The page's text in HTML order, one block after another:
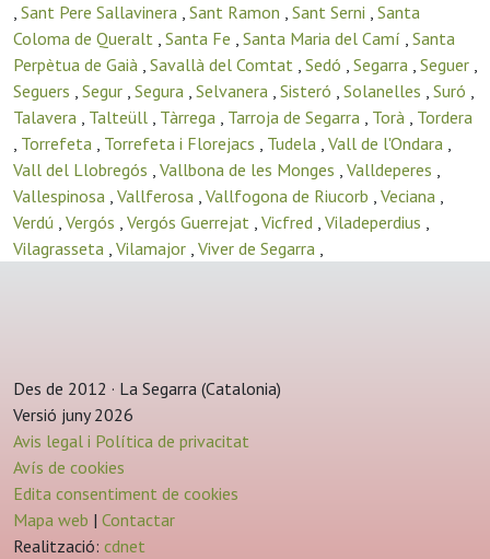
, Sant Pere Sallavinera , Sant Ramon , Sant Serni , Santa
Coloma de Queralt , Santa Fe , Santa Maria del Camí , Santa
Perpètua de Gaià , Savallà del Comtat , Sedó , Segarra , Seguer ,
Seguers , Segur , Segura , Selvanera , Sisteró , Solanelles , Suró ,
Talavera , Talteüll , Tàrrega , Tarroja de Segarra , Torà , Tordera
, Torrefeta , Torrefeta i Florejacs , Tudela , Vall de l'Ondara ,
Vall del Llobregós , Vallbona de les Monges , Valldeperes ,
Vallespinosa , Vallferosa , Vallfogona de Riucorb , Veciana ,
Verdú , Vergós , Vergós Guerrejat , Vicfred , Viladeperdius ,
Vilagrasseta , Vilamajor , Viver de Segarra ,
Des de 2012 · La Segarra (Catalonia)
Versió juny 2026
Avis legal i Política de privacitat
Avís de cookies
Edita consentiment de cookies
Mapa web | Contactar
Realització: cdnet